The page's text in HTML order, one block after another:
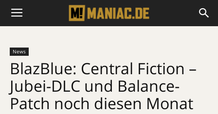
News
BlazBlue: Central Fiction –
Jubei-DLC und Balance-
Patch noch diesen Monat